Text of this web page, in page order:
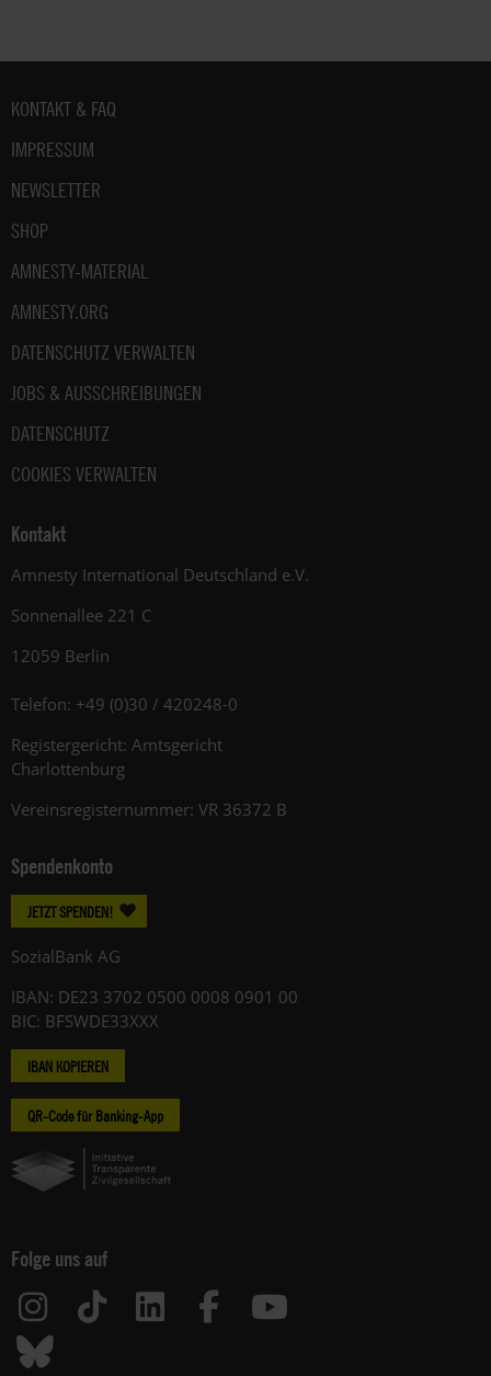
Fußbereich
KONTAKT & FAQ
IMPRESSUM
NEWSLETTER
SHOP
AMNESTY-MATERIAL
AMNESTY.ORG
DATENSCHUTZ VERWALTEN
JOBS & AUSSCHREIBUNGEN
DATENSCHUTZ
COOKIES VERWALTEN
Kontakt
Amnesty International Deutschland e.V.
Sonnenallee 221 C
12059 Berlin
Telefon: +49 (0)30 / 420248-0
Registergericht: Amtsgericht
Charlottenburg
Vereinsregisternummer: VR 36372 B
Spendenkonto
JETZT SPENDEN!
SozialBank AG
IBAN: DE23 3702 0500 0008 0901 00
BIC: BFSWDE33XXX
IBAN KOPIEREN
QR-Code für Banking-App
Folge uns auf